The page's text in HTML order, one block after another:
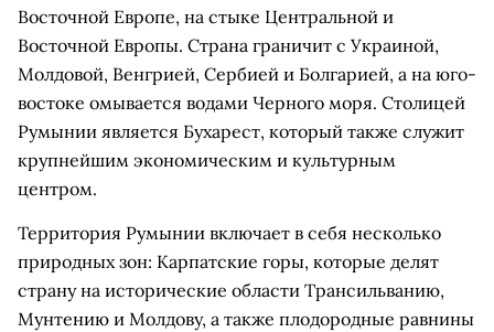
Восточной Европе, на стыке Центральной и
Восточной Европы. Страна граничит с Украиной,
Молдовой, Венгрией, Сербией и Болгарией, а на юго-
востоке омывается водами Черного моря. Столицей
Румынии является Бухарест, который также служит
крупнейшим экономическим и культурным
центром.
Территория Румынии включает в себя несколько
природных зон: Карпатские горы, которые делят
страну на исторические области Трансильванию,
Мунтению и Молдову, а также плодородные равнины